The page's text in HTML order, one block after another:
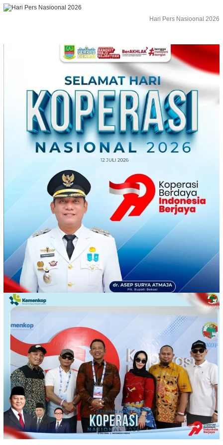
Hari Pers Nasioonal 2026